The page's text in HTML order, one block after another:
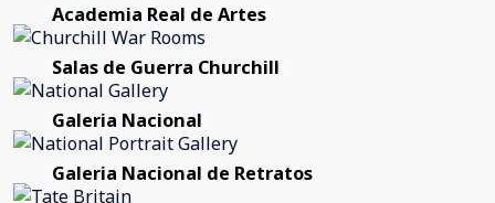
Academia Real de Artes
Salas de Guerra Churchill
Galeria Nacional
Galeria Nacional de Retratos